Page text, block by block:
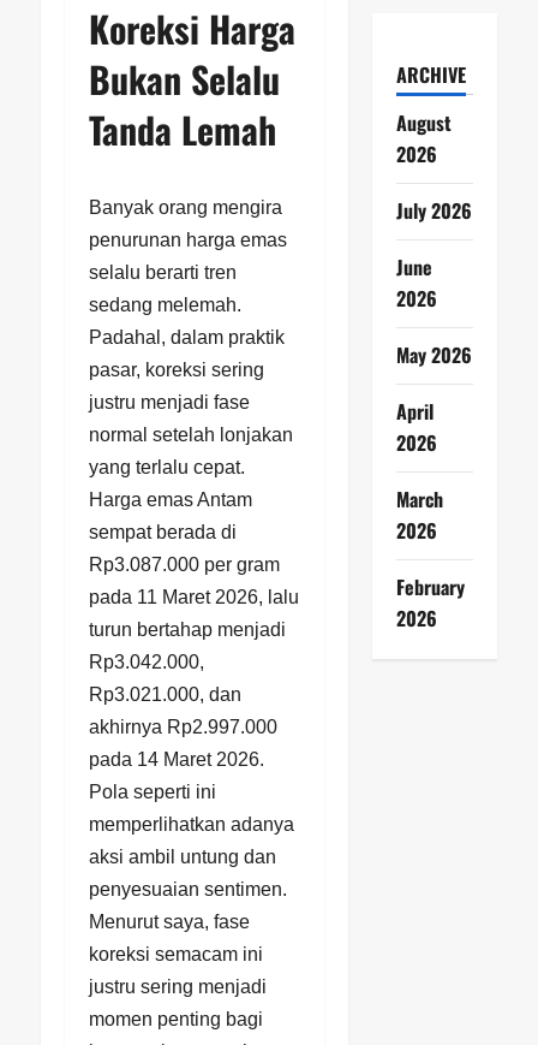
Koreksi Harga
Bukan Selalu
Tanda Lemah
Banyak orang mengira
penurunan harga emas
selalu berarti tren
sedang melemah.
Padahal, dalam praktik
pasar, koreksi sering
justru menjadi fase
normal setelah lonjakan
yang terlalu cepat.
Harga emas Antam
sempat berada di
Rp3.087.000 per gram
pada 11 Maret 2026, lalu
turun bertahap menjadi
Rp3.042.000,
Rp3.021.000, dan
akhirnya Rp2.997.000
pada 14 Maret 2026.
Pola seperti ini
memperlihatkan adanya
aksi ambil untung dan
penyesuaian sentimen.
Menurut saya, fase
koreksi semacam ini
justru sering menjadi
momen penting bagi
ARCHIVE
August
2026
July 2026
June
2026
May 2026
April
2026
March
2026
February
2026